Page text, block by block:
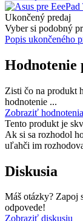
Ukončený predaj
Vyber si podobný
Popis ukončeného
Hodnotenie
Zisti čo na produkt
hodnotenie ...
Zobraziť hodnotenia
Tento produkt je
Ak si sa rozhodol
uľahči im
Diskusia
Máš otázky? Zapoj
odpovede!
Zobraziť diskusiu